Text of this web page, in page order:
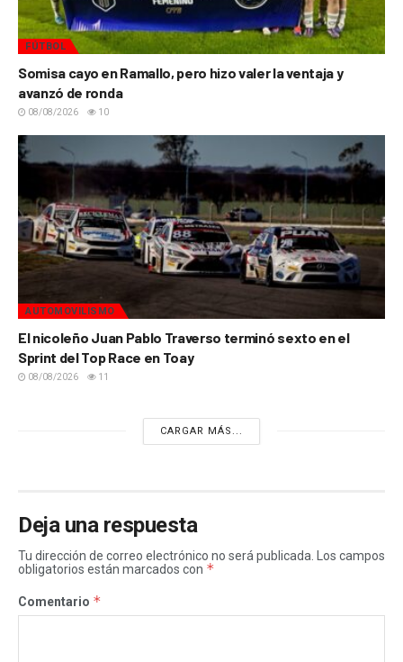
FÚTBOL
Somisa cayo en Ramallo, pero hizo valer la ventaja y
avanzó de ronda
08/08/2026 10
AUTOMOVILISMO
El nicoleño Juan Pablo Traverso terminó sexto en el
Sprint del Top Race en Toay
08/08/2026 11
CARGAR MÁS...
Deja una respuesta
Tu dirección de correo electrónico no será publicada.
Los campos
obligatorios están marcados con *
Comentario *